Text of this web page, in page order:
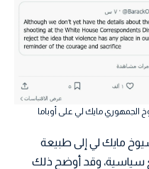
مايك لي على أوباما
مايك لي إلى طبيعة
سياسية، وقد أوضح ذلك